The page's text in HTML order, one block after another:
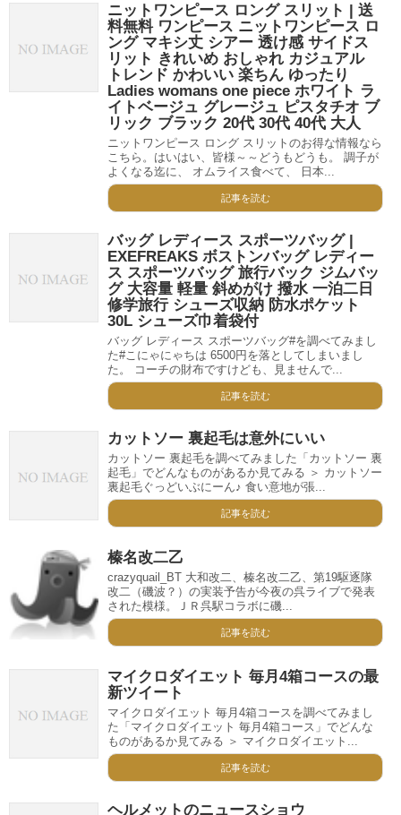
ニットワンピース ロング スリット | 送
料無料 ワンピース ニットワンピース ロ
ング マキシ丈 シアー 透け感 サイドス
リット きれいめ おしゃれ カジュアル
トレンド かわいい 楽ちん ゆったり
Ladies womans one piece ホワイト ラ
イトベージュ グレージュ ピスタチオ ブ
リック ブラック 20代 30代 40代 大人
ニットワンピース ロング スリットのお得な情報なら
こちら。はいはい、皆様～～どうもどうも。 調子が
よくなる迄に、 オムライス食べて、 日本...
記事を読む
バッグ レディース スポーツバッグ |
EXEFREAKS ボストンバッグ レディー
ス スポーツバッグ 旅行バック ジムバッ
グ 大容量 軽量 斜めがけ 撥水 一泊二日
修学旅行 シューズ収納 防水ポケット
30L シューズ巾着袋付
バッグ レディース スポーツバッグ#を調べてみまし
た#こにゃにゃちは 6500円を落としてしまいまし
た。 コーチの財布ですけども、見ませんで...
記事を読む
カットソー 裏起毛は意外にいい
カットソー 裏起毛を調べてみました「カットソー 裏
起毛」でどんなものがあるか見てみる ＞ カットソー
裏起毛ぐっどいぶにーん♪ 食い意地が張...
記事を読む
榛名改二乙
crazyquail_BT 大和改二、榛名改二乙、第19駆逐隊
改二（磯波？）の実装予告が今夜の呉ライブで発表
された模様。ＪＲ呉駅コラボに磯...
記事を読む
マイクロダイエット 毎月4箱コースの最
新ツイート
マイクロダイエット 毎月4箱コースを調べてみまし
た「マイクロダイエット 毎月4箱コース」でどんな
ものがあるか見てみる ＞ マイクロダイエット...
記事を読む
ヘルメットのニュースショウ